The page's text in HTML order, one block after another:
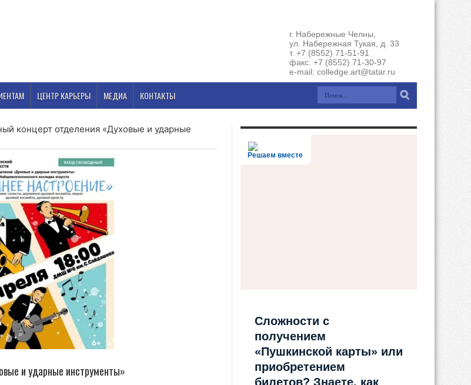
г. Набережные Челны,
ул. Набережная Тукая, д. 33
т. +7 (8552) 71-51-91
факс. +7 (8552) 71-30-97
e-mail: colledge.art@tatar.ru
ЦЕНТР КАРЬЕРЫ МЕДИА КОНТАКТЫ
концерт отделения «Духовые и ударные
и ударные инструменты»
Решаем вместе
Сложности с
получением
«Пушкинской карты» или
приобретением
билетов? Знаете, как